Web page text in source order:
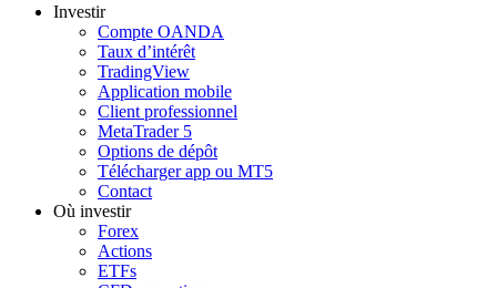
Investir
Compte OANDA
Taux d’intérêt
TradingView
Application mobile
Client professionnel
MetaTrader 5
Options de dépôt
Télécharger app ou MT5
Contact
Où investir
Forex
Actions
ETFs